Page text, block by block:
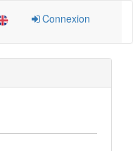
Connexion